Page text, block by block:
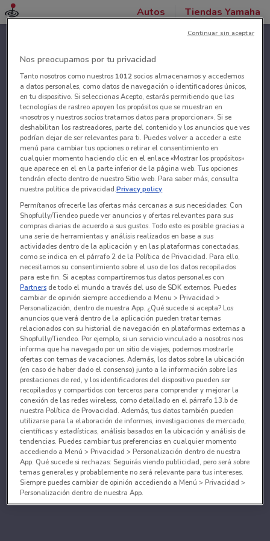
Autos Tiendas Yamaha
Nos preocupamos por tu privacidad
Tanto nosotros como nuestros 1012socios almacenamos y accedemos
a datos personales, como datos de navegación o identificadores únicos,
en tu dispositivo. Si seleccionas Acepto, estarás permitiendo que las
tecnologías de rastreo apoyen los propósitos que se muestran en
«nosotros y nuestros socios tratamos datos para proporcionar». Si se
deshabilitan los rastreadores, parte del contenido y los anuncios que ves
podrían dejar de ser relevantes para ti. Puedes volver a acceder a este
menú para cambiar tus opciones o retirar el consentimiento en
cualquier momento haciendo clic en el enlace «Mostrar los propósitos»
que aparece en el en la parte inferior de la página web. Tus opciones
tendrán efecto dentro de nuestro Sitio web. Para saber más, consulta
nuestra política de privacidad.Privacy policy
Permítanos ofrecerle las ofertas más cercanas a sus necesidades: Con
Shopfully/Tiendeo puede ver anuncios y ofertas relevantes para sus
compras diarias de acuerdo a sus gustos. Todo esto es posible gracias a
una serie de herramientas y análisis realizados en base a sus
actividades dentro de la aplicación y en las plataformas conectadas,
como se indica en el párrafo 2 de la Política de Privacidad. Para ello,
necesitamos su consentimiento sobre el uso de los datos recopilados
para este fin. Si aceptas compartiremos tus datos personales con
Partners de todo el mundo a través del uso de SDK externos. Puedes
cambiar de opinión siempre accediendo a Menu > Privacidad >
Personalización, dentro de nuestra App. ¿Qué sucede si acepta? Los
anuncios que verá dentro de la aplicación pueden tratar temas
relacionados con su historial de navegación en plataformas externas a
Shopfully/Tiendeo. Por ejemplo, si un servicio vinculado a nosotros nos
informa que ha navegado por un sitio de viajes, podemos mostrarle
ofertas con temas de vacaciones. Además, los datos sobre la ubicación
(en caso de haber dado el consenso) junto a la información sobre las
prestaciones de red, y los identificadores del dispositivo pueden ser
recopilados y compartidos con terceros para comprender y mejorar la
conexión de las redes wireless, como detallado en el párrafo 13.b de
nuestra Política de Provacidad. Además, tus datos también pueden
utilizarse para la elaboración de informes, investigaciones de mercado,
científicas y estadísticas, análisis basados en la ubicación y análisis de
tendencias. Puedes cambiar tus preferencias en cualquier momento
accediendo a Menú > Privacidad > Personalización dentro de nuestra
App. Qué sucede si rechazas: Seguirás viendo publicidad, pero será sobre
temas generales y probablemente no será relevante para tus intereses.
Siempre puedes cambiar de opinión accediendo a Menú > Privacidad >
Personalización dentro de nuestra App.
Continuar sin aceptar